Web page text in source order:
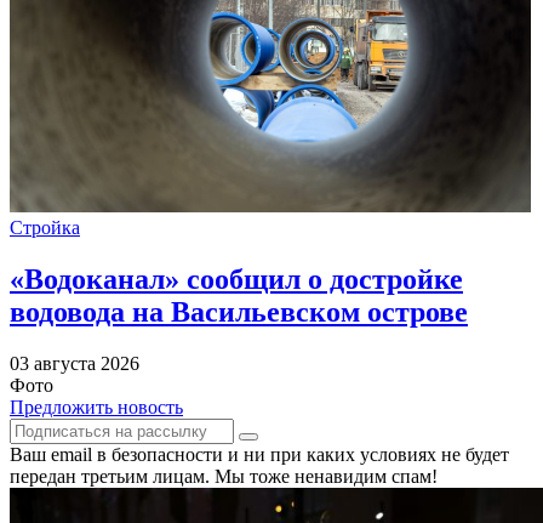
Стройка
«Водоканал» сообщил о достройке
водовода на Васильевском острове
03 августа 2026
Фото
Предложить новость
Ваш email в безопасности и ни при каких условиях не будет
передан третьим лицам. Мы тоже ненавидим спам!